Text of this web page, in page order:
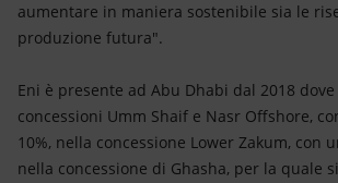
aumentare in maniera sostenibile sia le
produzione futura".
Eni è presente ad Abu Dhabi dal 2018
concessioni Umm Shaif e Nasr Offshore,
10%, nella concessione Lower Zakum, con
nella concessione di Ghasha, per la quale